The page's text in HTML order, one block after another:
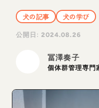
犬の記事
犬の学び
公開日:2024.08.26
冨澤奏子
個体群管理専門